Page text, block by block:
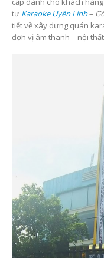
tư Karaoke Uyên Linh–
tiết về xây dựng quán
đơn vị âm thanh – nội